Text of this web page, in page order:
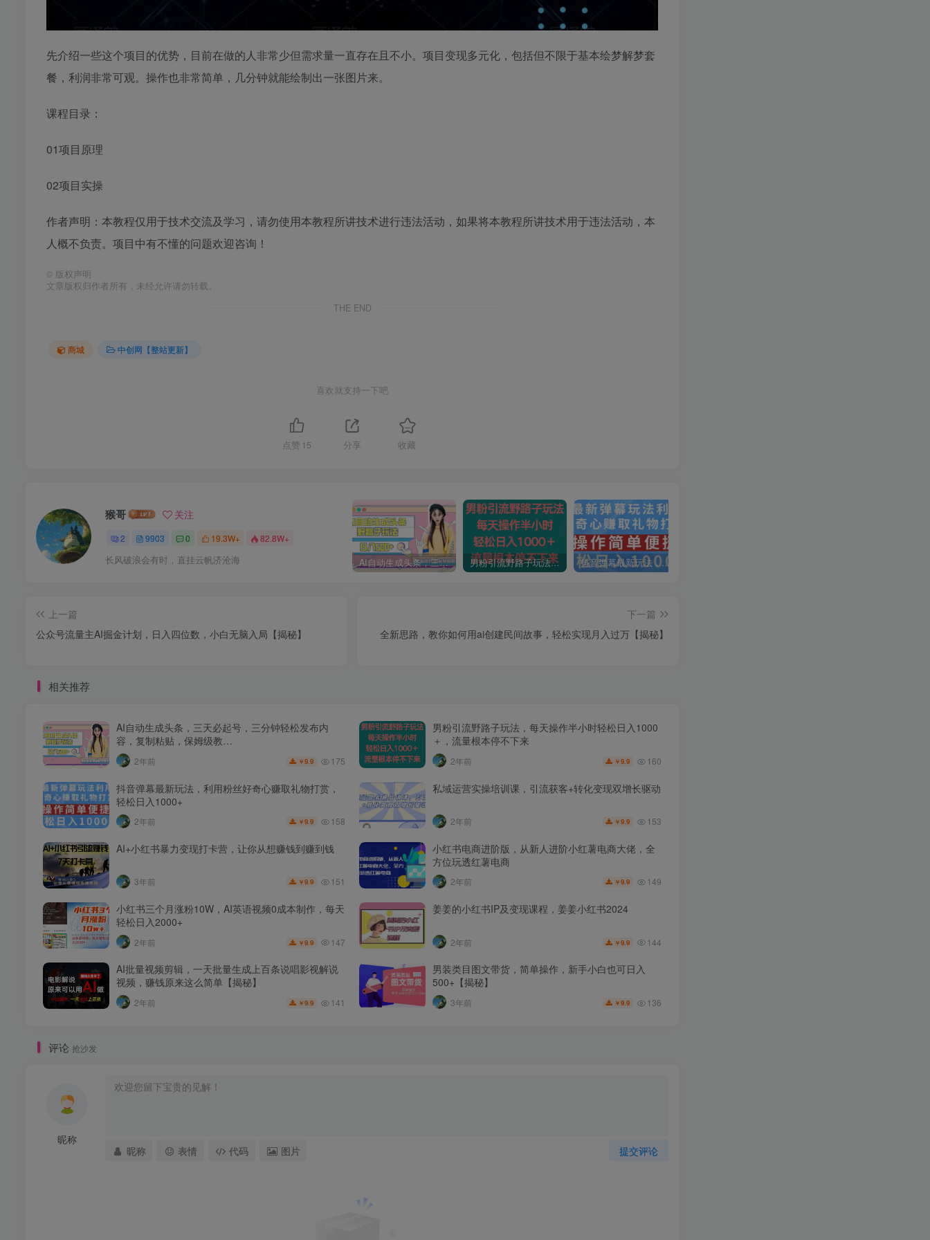
先介绍一些这个项目的优势，目前在做的人非常少但需求量一直存在且不小。项目变现多元化，包括但不限于基本绘梦解梦套
餐，利润非常可观。操作也非常简单，几分钟就能绘制出一张图片来。
课程目录：
01项目原理
02项目实操
作者声明：本教程仅用于技术交流及学习，请勿使用本教程所讲技术进行违法活动，如果将本教程所讲技术用于违法活动，本
人概不负责。项目中有不懂的问题欢迎咨询！
© 版权声明
文章版权归作者所有，未经允许请勿转载。
THE END
商城 中创网【整站更新】
喜欢就支持一下吧
点赞 15 分享 收藏
猴哥 关注
2 9903 0 19.3W+ 82.8W+
长风破浪会有时，直挂云帆济沧海 AI自动生成头条，三天必起号，三分钟轻松发布内容，复制粘贴，保姆级教… 男粉引流野路子玩法，每天操作半小时轻松日入1000＋，流量根本停不下来 抖音弹幕最新玩法，利用粉丝好奇心赚取礼物打赏，轻松日入1000+
上一篇
公众号流量主AI掘金计划，日入四位数，小白无脑入局【揭秘】
下一篇
全新思路，教你如何用ai创建民间故事，轻松实现月入过万【揭秘】
相关推荐
AI自动生成头条，三天必起号，三分钟轻松发布内
容，复制粘贴，保姆级教…
2年前 ￥9.9 175
男粉引流野路子玩法，每天操作半小时轻松日入1000
＋，流量根本停不下来
2年前 ￥9.9 160
抖音弹幕最新玩法，利用粉丝好奇心赚取礼物打赏，
轻松日入1000+
2年前 ￥9.9 158
私域运营实操培训课，引流获客+转化变现双增长驱动
2年前 ￥9.9 153
AI+小红书暴力变现打卡营，让你从想赚钱到赚到钱
3年前 ￥9.9 151
小红书电商进阶版，从新人进阶小红薯电商大佬，全
方位玩透红薯电商
2年前 ￥9.9 149
小红书三个月涨粉10W，AI英语视频0成本制作，每天
轻松日入2000+
2年前 ￥9.9 147
姜姜的小红书IP及变现课程，姜姜小红书2024
2年前 ￥9.9 144
AI批量视频剪辑，一天批量生成上百条说唱影视解说
视频，赚钱原来这么简单【揭秘】
2年前 ￥9.9 141
男装类目图文带货，简单操作，新手小白也可日入
500+【揭秘】
3年前 ￥9.9 136
评论 抢沙发
昵称
提交评论
昵称 表情 代码 图片